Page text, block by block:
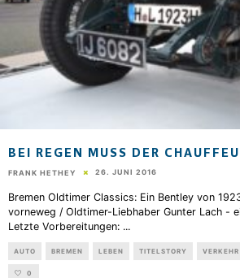
BEI REGEN MUSS DER
FRANK HETHEY 26. JUNI 2016
Bremen Oldtimer Classics: Ein Bentley von
vorneweg / Oldtimer-Liebhaber Gunter Lach -
Letzte Vorbereitungen: ...
AUTO BREMEN LEBEN TITELSTORY VERKEHR
0